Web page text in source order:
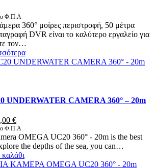
ο Φ.Π.Α
360° μοίρες περιστροφή, 50 μέτρα
DVR είναι το καλύτερο εργαλείο για
τον…
UNDERWATER CAMERA 360° – 20m
€.
€Η
τρέχουσα
τιμή
είναι:
950,00 €.
ο Φ.Π.Α
OMEGA UC20 360° - 20m is the best
the depths of the sea, you can…